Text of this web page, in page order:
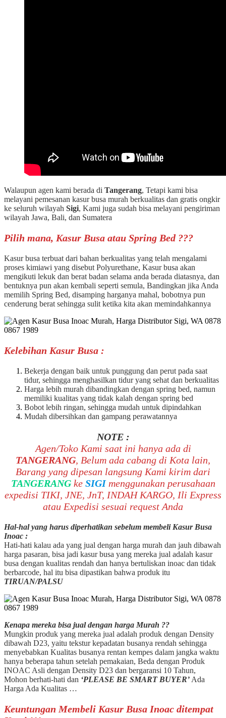
Walaupun agen kami berada di Tangerang, Tetapi kami bisa
melayani pemesanan kasur busa murah berkualitas dan gratis ongkir
ke seluruh wilayah Sigi, Kami juga sudah bisa melayani pengiriman
wilayah Jawa, Bali, dan Sumatera
Pilih mana, Kasur Busa atau Spring Bed ???
Kasur busa terbuat dari bahan berkualitas yang telah mengalami
proses kimiawi yang disebut Polyurethane, Kasur busa akan
mengikuti lekuk dan berat badan selama anda berada diatasnya, dan
bentuknya pun akan kembali seperti semula, Bandingkan jika Anda
memilih Spring Bed, disamping harganya mahal, bobotnya pun
cenderung berat sehingga sulit ketika kita akan memindahkannya
Kelebihan Kasur Busa :
Bekerja dengan baik untuk punggung dan perut pada saat
tidur, sehingga menghasilkan tidur yang sehat dan berkualitas
Harga lebih murah dibandingkan dengan spring bed, namun
memiliki kualitas yang tidak kalah dengan spring bed
Bobot lebih ringan, sehingga mudah untuk dipindahkan
Mudah dibersihkan dan gampang perawatannya
NOTE :
Agen/Toko Kami saat ini hanya ada di
TANGERANG, Belum ada cabang di Kota lain,
Barang yang dipesan langsung Kami kirim dari
TANGERANGkeSIGI menggunakan perusahaan
expedisi TIKI, JNE, JnT, INDAH KARGO, Ili Express
atau Expedisi sesuai request Anda
Hal-hal yang harus diperhatikan sebelum membeli Kasur Busa
Inoac :
Hati-hati kalau ada yang jual dengan harga murah dan jauh dibawah
harga pasaran, bisa jadi kasur busa yang mereka jual adalah kasur
busa dengan kualitas rendah dan hanya bertuliskan inoac dan tidak
berbarcode, hal itu bisa dipastikan bahwa produk itu
TIRUAN/PALSU
Kenapa mereka bisa jual dengan harga Murah ??
Mungkin produk yang mereka jual adalah produk dengan Density
dibawah D23, yaitu tekstur kepadatan busanya rendah sehingga
menyebabkan Kualitas busanya rentan kempes dalam jangka waktu
hanya beberapa tahun setelah pemakaian, Beda dengan Produk
INOAC Asli dengan Density D23 dan bergaransi 10 Tahun,
Mohon berhati-hati dan ‘PLEASE BE SMART BUYER’ Ada
Harga Ada Kualitas …
Keuntungan Membeli Kasur Busa Inoac ditempat